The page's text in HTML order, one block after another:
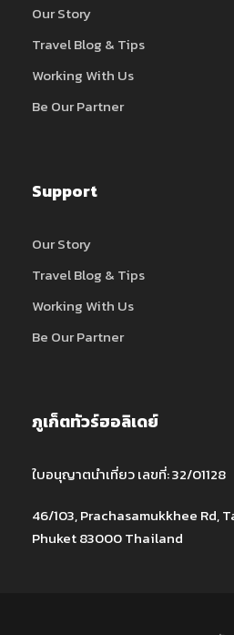
Our Story
Travel Blog & Tips
Working With Us
Be Our Partner
Support
Our Story
Travel Blog & Tips
Working With Us
Be Our Partner
ภูเก็ตทัวร์ฮอลิเดย์
ใบอนุญาตนำเที่ยว เลขที่: 32/01128
46/103, Prachasamukkhee Rd,
Phuket 83000 Thailand